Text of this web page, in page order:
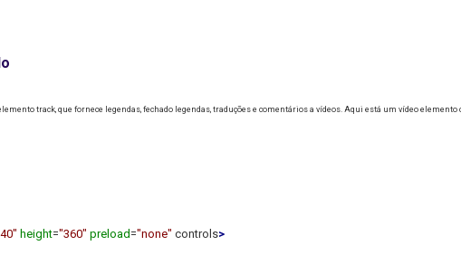
track, que fornece legendas, fechado legendas, traduções e comentários a vídeos. Aqui está um vídeo elemento
height="360" preload="none" controls>